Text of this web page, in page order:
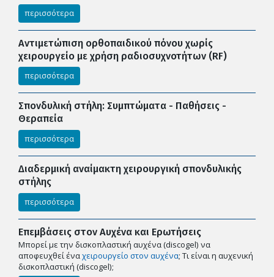
περισσότερα
Αντιμετώπιση ορθοπαιδικού πόνου χωρίς
χειρουργείο με χρήση ραδιοσυχνοτήτων (RF)
περισσότερα
Σπονδυλική στήλη: Συμπτώματα - Παθήσεις -
Θεραπεία
περισσότερα
Διαδερμική αναίμακτη χειρουργική σπονδυλικής
στήλης
περισσότερα
Επεμβάσεις στον Αυχένα και Ερωτήσεις
Μπορεί με την δισκοπλαστική αυχένα (discogel) να
αποφευχθεί έναχειρουργείο στον αυχένα; Tι είναι η αυχενική
δισκοπλαστική (discogel);